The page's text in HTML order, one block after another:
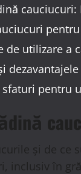
de utilizare a
sfaturi pentru
și de ce
inclusiv în